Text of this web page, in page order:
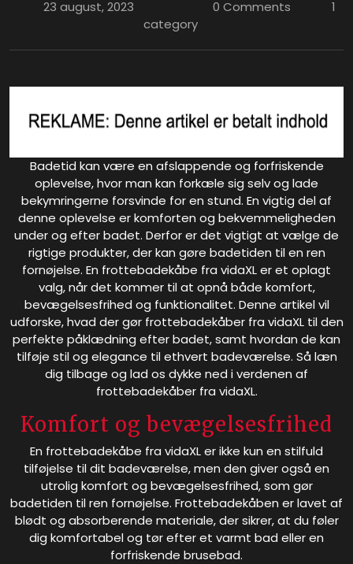
23 august, 2023 0 Comments
1
category
Badetid kan være en afslappende og forfriskende
oplevelse, hvor man kan forkæle sig selv og lade
bekymringerne forsvinde for en stund. En vigtig del af
denne oplevelse er komforten og bekvemmeligheden
under og efter badet. Derfor er det vigtigt at vælge de
rigtige produkter, der kan gøre badetiden til en ren
fornøjelse. En frottebadekåbe fra vidaXL er et oplagt
valg, når det kommer til at opnå både komfort,
bevægelsesfrihed og funktionalitet. Denne artikel vil
udforske, hvad der gør frottebadekåber fra vidaXL til den
perfekte påklædning efter badet, samt hvordan de kan
tilføje stil og elegance til ethvert badeværelse. Så læn
dig tilbage og lad os dykke ned i verdenen af
frottebadekåber fra vidaXL.
Komfort og bevægelsesfrihed
En frottebadekåbe fra vidaXL er ikke kun en stilfuld
tilføjelse til dit badeværelse, men den giver også en
utrolig komfort og bevægelsesfrihed, som gør
badetiden til ren fornøjelse. Frottebadekåben er lavet af
blødt og absorberende materiale, der sikrer, at du føler
dig komfortabel og tør efter et varmt bad eller en
forfriskende brusebad.